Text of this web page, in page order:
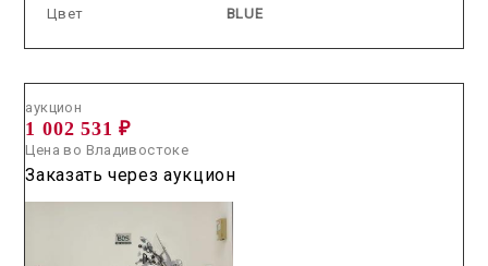
Цвет
BLUE
аукцион
1 002 531 ₽
Цена во Владивостоке
Заказать через аукцион